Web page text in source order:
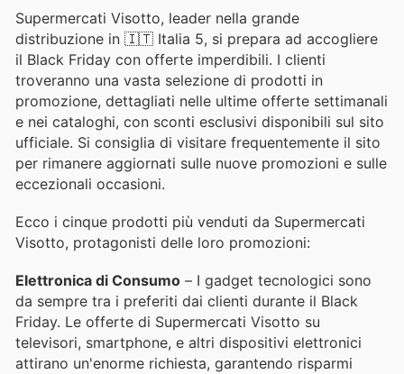
Supermercati Visotto, leader nella grande
distribuzione in 🇮🇹 Italia 5, si prepara ad accogliere
il Black Friday con offerte imperdibili. I clienti
troveranno una vasta selezione di prodotti in
promozione, dettagliati nelle ultime offerte settimanali
e nei cataloghi, con sconti esclusivi disponibili sul sito
ufficiale. Si consiglia di visitare frequentemente il sito
per rimanere aggiornati sulle nuove promozioni e sulle
eccezionali occasioni.
Ecco i cinque prodotti più venduti da Supermercati
Visotto, protagonisti delle loro promozioni:
Elettronica di Consumo – I gadget tecnologici sono
da sempre tra i preferiti dai clienti durante il Black
Friday. Le offerte di Supermercati Visotto su
televisori, smartphone, e altri dispositivi elettronici
attirano un'enorme richiesta, garantendo risparmi